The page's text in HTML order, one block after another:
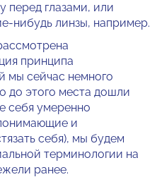
перед глазами, или
нибудь линзы, например.
принципа
мы сейчас немного
до этого места дошли
себя умеренно
и
себя), мы будем
терминологии на
ранее.